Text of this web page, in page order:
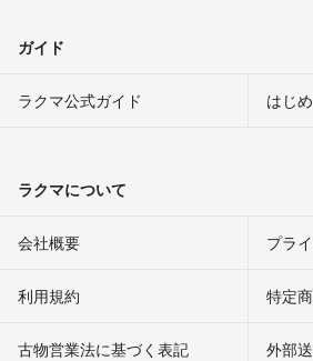
ガイド
ラクマ公式ガイド はじ
ラクマについて
会社概要 プラ
利用規約 特定
古物営業法に基づく表記 外部